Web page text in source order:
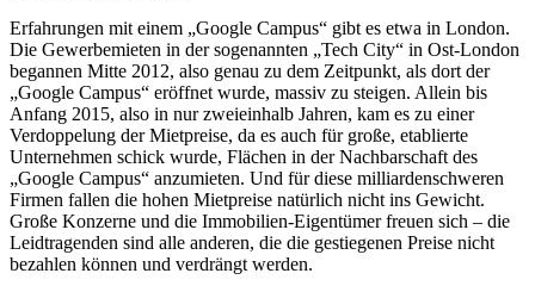
Erfahrungen mit einem „Google Campus“ gibt es etwa in London.
Die Gewerbemieten in der sogenannten „Tech City“ in Ost-London
begannen Mitte 2012, also genau zu dem Zeitpunkt, als dort der
„Google Campus“ eröffnet wurde, massiv zu steigen. Allein bis
Anfang 2015, also in nur zweieinhalb Jahren, kam es zu einer
Verdoppelung der Mietpreise, da es auch für große, etablierte
Unternehmen schick wurde, Flächen in der Nachbarschaft des
„Google Campus“ anzumieten. Und für diese milliardenschweren
Firmen fallen die hohen Mietpreise natürlich nicht ins Gewicht.
Große Konzerne und die Immobilien-Eigentümer freuen sich – die
Leidtragenden sind alle anderen, die die gestiegenen Preise nicht
bezahlen können und verdrängt werden.